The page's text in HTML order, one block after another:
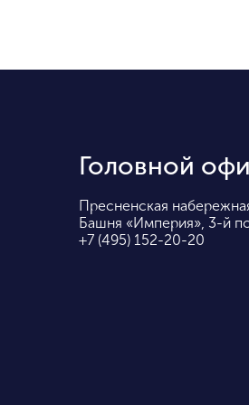
Головной
Пресненская
Башня «Империя», 3-й
+7 (495) 152-20-20